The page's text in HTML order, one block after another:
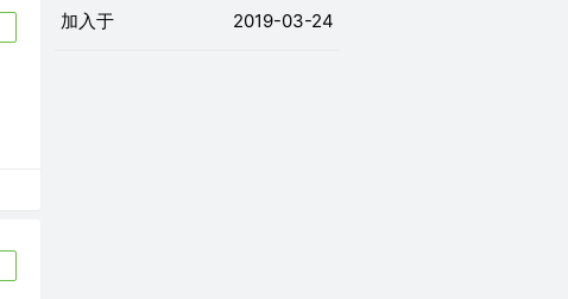
加入于 2019-03-24